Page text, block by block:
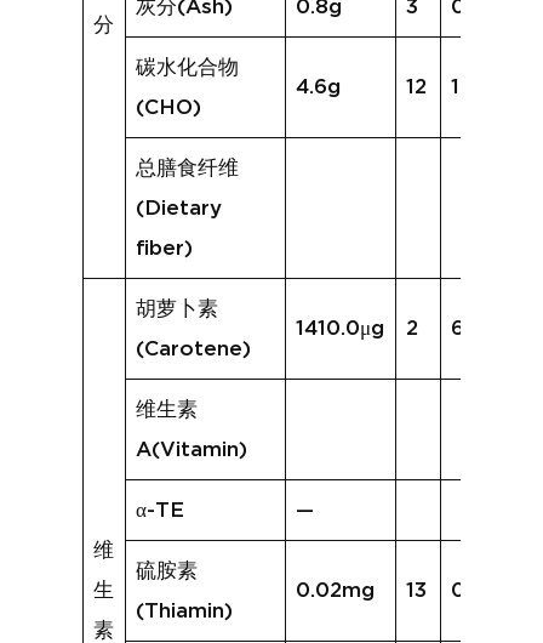
分
灰分(Ash) 0.8g 3 0.6g
碳水化合物
(CHO)
4.6g 12 10.8g
总膳食纤维
(Dietary
fiber)
维
生
素
胡萝卜素
(Carotene)
1410.0μg 2 617.1μg
维生素
A(Vitamin)
α-TE —
硫胺素
(Thiamin)
0.02mg 13 0.04mg